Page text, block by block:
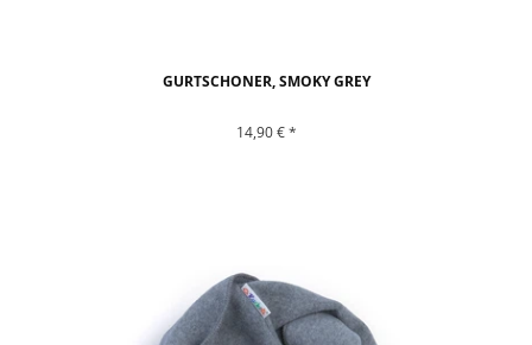
GURTSCHONER, SMOKY GREY
14,90 € *